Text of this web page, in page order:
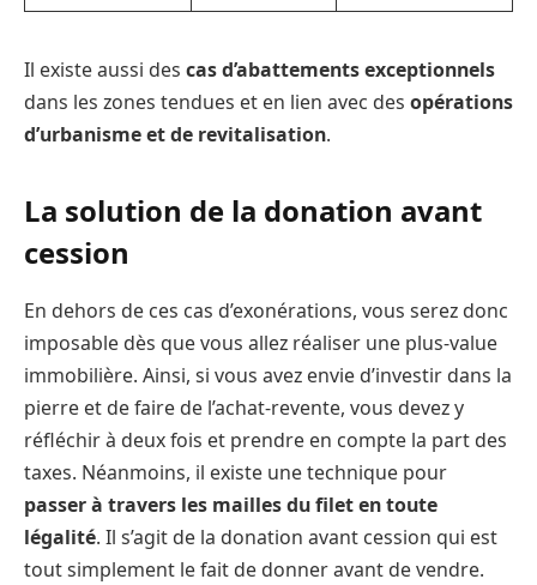
Il existe aussi des cas d’abattements exceptionnels
dans les zones tendues et en lien avec des opérations
d’urbanisme et de revitalisation.
La solution de la donation avant
cession
En dehors de ces cas d’exonérations, vous serez donc
imposable dès que vous allez réaliser une plus-value
immobilière. Ainsi, si vous avez envie d’investir dans la
pierre et de faire de l’achat-revente, vous devez y
réfléchir à deux fois et prendre en compte la part des
taxes. Néanmoins, il existe une technique pour
passer à travers les mailles du filet en toute
légalité. Il s’agit de la donation avant cession qui est
tout simplement le fait de donner avant de vendre.